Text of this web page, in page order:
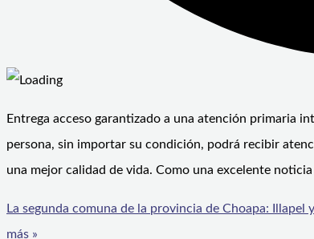
Entrega acceso garantizado a una atención primaria
persona, sin importar su condición, podrá recibir
una mejor calidad de vida. Como una excelente
La segunda comuna de la provincia de Choapa:
más »